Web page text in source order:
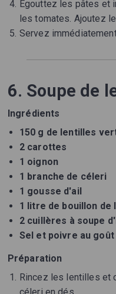
Égouttez les pâtes et
les tomates. Ajoutez
Servez
6. Soupe de
Ingrédients
150 g de lentilles
2 carottes
1 oignon
1 branche de céleri
1 gousse d'ail
1 litre de bouillon de
2 cuillères à soupe
Sel et poivre au goût
Préparation
Rincez les lentilles et